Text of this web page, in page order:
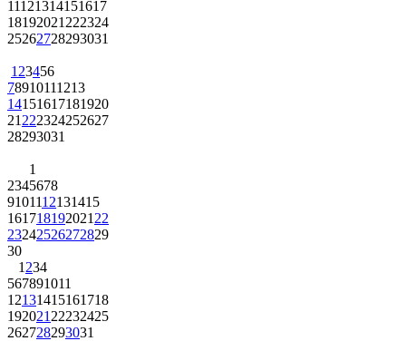
11121314151617
18192021 222324
25262728293031
1 23456
78910111213
14151617181920
21 222324252627
28293031
1
2345678
9101112131415
161718192021 22
23242526272829
30
1 234
567891011
12131415161718
192021 22232425
262728293031